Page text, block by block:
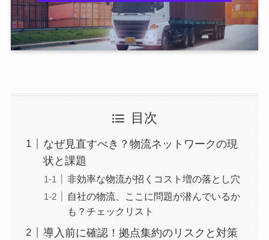
目次
なぜ見直すべき？物流ネットワークの現
状と課題
非効率な物流が招くコスト増の落とし穴
自社の物流、ここに問題が潜んでいるか
も？チェックリスト
導入前に確認！拠点集約のリスクと対策